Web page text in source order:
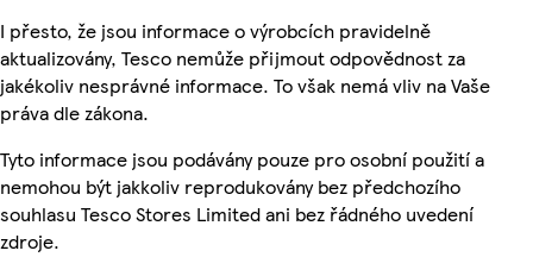
I přesto, že jsou informace o výrobcích pravidelně
aktualizovány, Tesco nemůže přijmout odpovědnost za
jakékoliv nesprávné informace. To však nemá vliv na Vaše
práva dle zákona.
Tyto informace jsou podávány pouze pro osobní použití a
nemohou být jakkoliv reprodukovány bez předchozího
souhlasu Tesco Stores Limited ani bez řádného uvedení
zdroje.